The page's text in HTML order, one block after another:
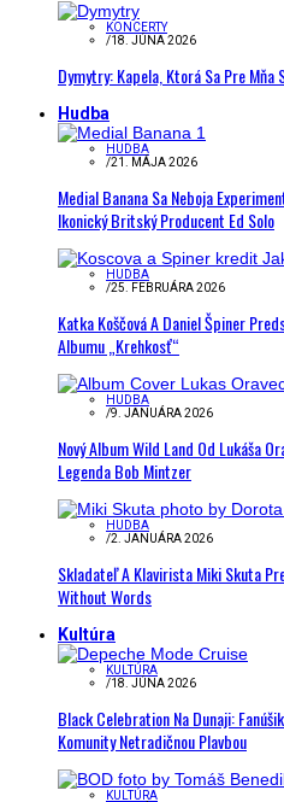
KONCERTY
/18. JÚNA 2026
Dymytry: Kapela, Ktorá Sa Pre Mňa
Hudba
HUDBA
/21. MÁJA 2026
Medial Banana Sa Neboja
Ikonický Britský Producent Ed Solo
HUDBA
/25. FEBRUÁRA 2026
Katka Koščová A Daniel Špiner
Albumu „Krehkosť“
HUDBA
/9. JANUÁRA 2026
Nový Album Wild Land Od Lukáša
Legenda Bob Mintzer
HUDBA
/2. JANUÁRA 2026
Skladateľ A Klavirista Miki Skuta
Without Words
Kultúra
KULTÚRA
/18. JÚNA 2026
Black Celebration Na Dunaji:
Komunity Netradičnou Plavbou
KULTÚRA